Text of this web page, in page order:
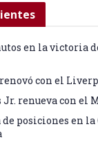
en la victoria
con el
renueva con el
posiciones en la